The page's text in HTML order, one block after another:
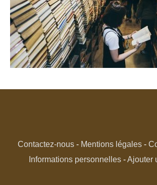
Contactez-nous- Mentions légales-
Informations personnelles - Ajouter